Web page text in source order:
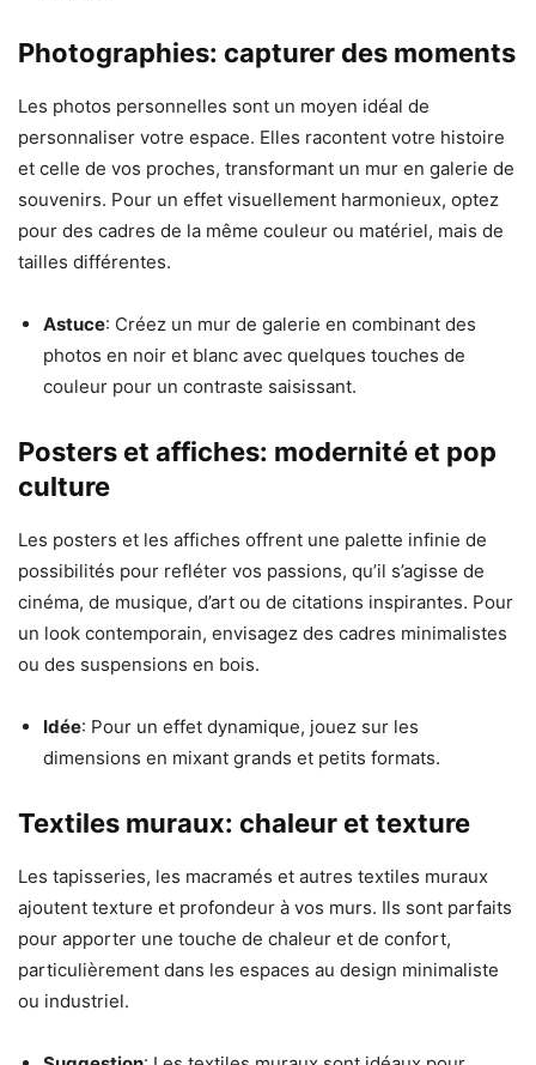
Photographies: capturer des moments
Les photos personnelles sont un moyen idéal de
personnaliser votre espace. Elles racontent votre histoire
et celle de vos proches, transformant un mur en galerie de
souvenirs. Pour un effet visuellement harmonieux, optez
pour des cadres de la même couleur ou matériel, mais de
tailles différentes.
Astuce: Créez un mur de galerie en combinant des
photos en noir et blanc avec quelques touches de
couleur pour un contraste saisissant.
Posters et affiches: modernité et pop
culture
Les posters et les affiches offrent une palette infinie de
possibilités pour refléter vos passions, qu’il s’agisse de
cinéma, de musique, d’art ou de citations inspirantes. Pour
un look contemporain, envisagez des cadres minimalistes
ou des suspensions en bois.
Idée: Pour un effet dynamique, jouez sur les
dimensions en mixant grands et petits formats.
Textiles muraux: chaleur et texture
Les tapisseries, les macramés et autres textiles muraux
ajoutent texture et profondeur à vos murs. Ils sont parfaits
pour apporter une touche de chaleur et de confort,
particulièrement dans les espaces au design minimaliste
ou industriel.